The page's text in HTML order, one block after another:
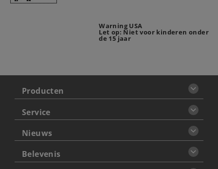
Warning USA
Let op: Niet voor kinderen onder
de 15 jaar
Producten
Service
Nieuws
Belevenis